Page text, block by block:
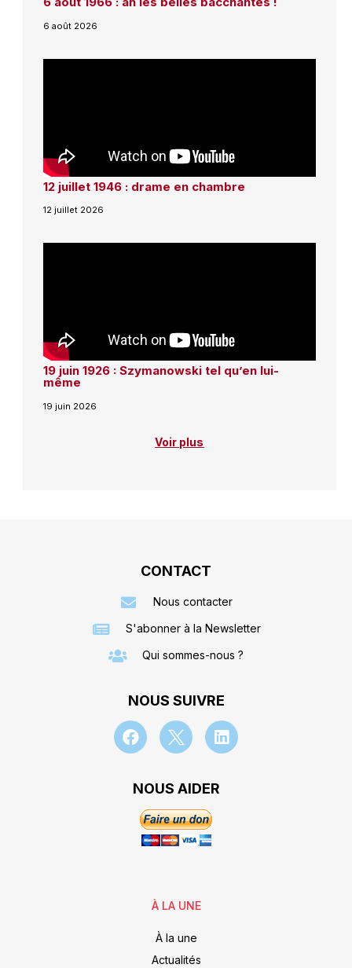
6 août 2026
12 juillet 1946 : drame en chambre
12 juillet 2026
19 juin 1926 : Szymanowski tel qu’en lui-
même
19 juin 2026
Voir plus
CONTACT
Nous contacter
S'abonner à la Newsletter
Qui sommes-nous ?
NOUS SUIVRE
NOUS AIDER
À LA UNE
À la une
Actualités